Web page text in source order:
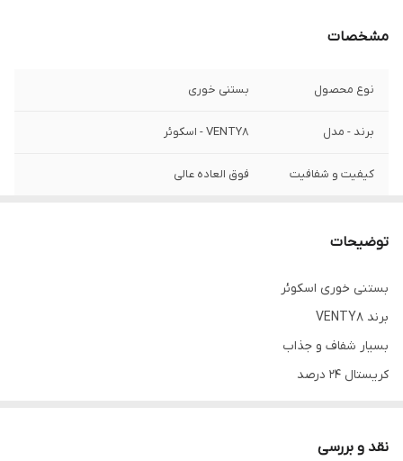
مشخصات
نوع محصول بستنی خوری
برند - مدل VENTY8 - اسکوئر
کیفیت و شفافیت فوق العاده عالی
توضیحات
بستنی خوری اسکوئر
برند VENTY8
بسیار شفاف و جذاب
کریستال 24 درصد
نقد و بررسی